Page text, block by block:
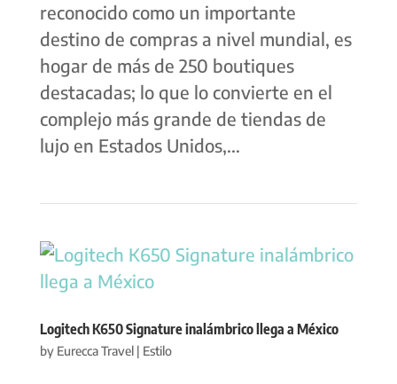
reconocido como un importante
destino de compras a nivel mundial, es
hogar de más de 250 boutiques
destacadas; lo que lo convierte en el
complejo más grande de tiendas de
lujo en Estados Unidos,...
Logitech K650 Signature inalámbrico llega a México
by Eurecca Travel| Estilo